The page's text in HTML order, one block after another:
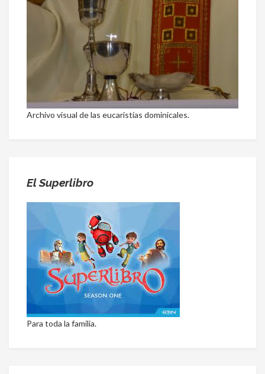
Archivo visual de las eucaristías dominicales.
El Superlibro
Para toda la familia.